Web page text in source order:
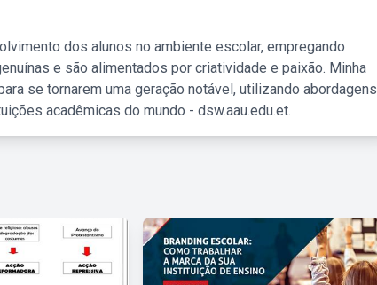
dos alunos no ambiente escolar, empregando
e são alimentados por criatividade e paixão. Minha
se tornarem uma geração notável, utilizando abordagens
acadêmicas do mundo - dsw.aau.edu.et.